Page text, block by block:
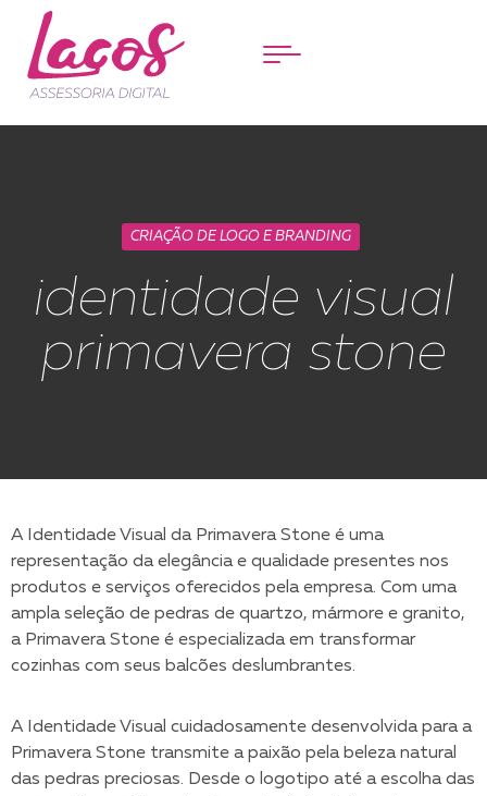
Menu
CRIAÇÃO DE LOGO E BRANDING
identidade visual
primavera stone
A Identidade Visual da Primavera Stone é uma
representação da elegância e qualidade presentes nos
produtos e serviços oferecidos pela empresa. Com uma
ampla seleção de pedras de quartzo, mármore e granito,
a Primavera Stone é especializada em transformar
cozinhas com seus balcões deslumbrantes.
A Identidade Visual cuidadosamente desenvolvida para a
Primavera Stone transmite a paixão pela beleza natural
das pedras preciosas. Desde o logotipo até a escolha das